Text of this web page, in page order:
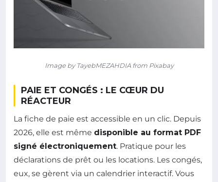
Image by TayebMEZAHDIA from Pixabay
PAIE ET CONGÉS : LE CŒUR DU
RÉACTEUR
La fiche de paie est accessible en un clic. Depuis
2026, elle est même disponible au format PDF
signé électroniquement. Pratique pour les
déclarations de prêt ou les locations. Les congés,
eux, se gèrent via un calendrier interactif. Vous